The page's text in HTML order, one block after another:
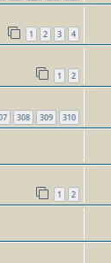
1 2 3 4
1 2
308 309 310
1 2